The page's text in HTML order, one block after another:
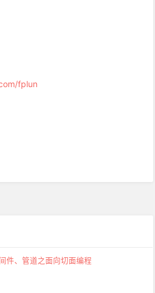
件、管道之面向切面编程
fplun